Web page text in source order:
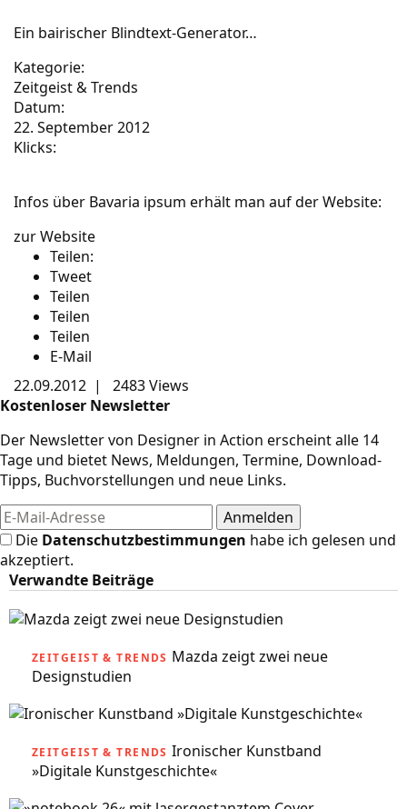
Ein bairischer Blindtext-Generator…
Kategorie:
Zeitgeist & Trends
Datum:
22. September 2012
Klicks:
Infos über Bavaria ipsum erhält man auf der Website:
zur Website
Teilen:
Tweet
Teilen
Teilen
Teilen
E-Mail
22.09.2012 |
2483 Views
Kostenloser Newsletter
Der Newsletter von Designer in Action erscheint alle 14
Tage und bietet News, Meldungen, Termine, Download-
Tipps, Buchvorstellungen und neue Links.
Die Datenschutzbestimmungen habe ich gelesen und
akzeptiert.
Verwandte Beiträge
ZEITGEIST & TRENDS Mazda zeigt zwei neue
Designstudien
ZEITGEIST & TRENDS Ironischer Kunstband
»Digitale Kunstgeschichte«